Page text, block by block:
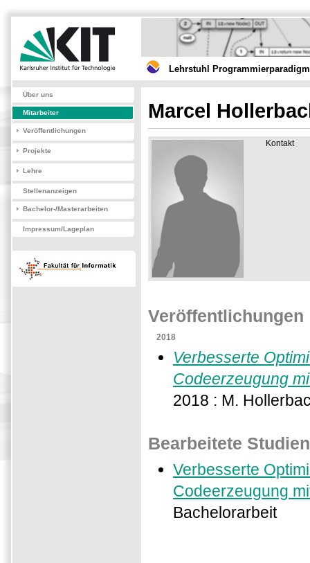
Lehrstuhl
Über uns
Mitarbeiter
Veröffentlichungen
Projekte
Lehre
Stellenanzeigen
Bachelor-/Masterarbeiten
Impressum/Lageplan
Marcel
Kontakt
Veröffentlichungen
2018
Verbesserte
Codeerzeugung
2018 : M.
Bearbeitete
Verbesserte
Codeerzeugung
Bachelorarbeit